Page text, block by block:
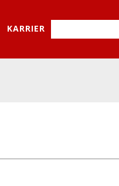
KARRIER